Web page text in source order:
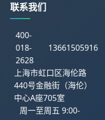
联系我们
400-
018-
2628
13661505916
上海市虹口区海伦路
440号金融街（海伦）
中心A座705室
周一至周五 9:00-